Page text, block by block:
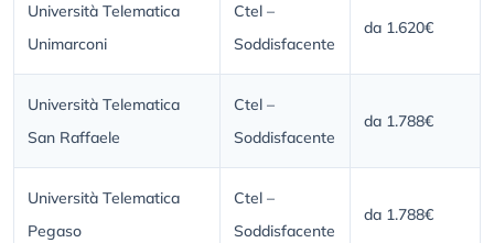
Università Telematica
Unimarconi
Ctel –
Soddisfacente
da 1.620€
Università Telematica
San Raffaele
Ctel –
Soddisfacente
da 1.788€
Università Telematica
Pegaso
Ctel –
Soddisfacente
da 1.788€